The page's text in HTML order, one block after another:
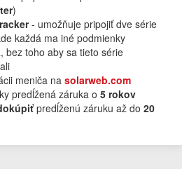
)
- umožňuje pripojiť dve série
každá ma iné podmienky
bez toho aby sa tieto série
meniča na solarweb.com
predĺžená záruka o 5 rokov
predĺženú záruku až do 20